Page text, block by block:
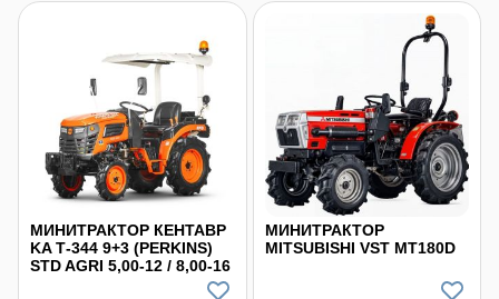
МИНИТРАКТОР КЕНТАВР
KA Т-344 9+3 (PERKINS)
STD AGRI 5,00-12 / 8,00-16
МИНИТРАКТОР
MITSUBISHI VST MT180D